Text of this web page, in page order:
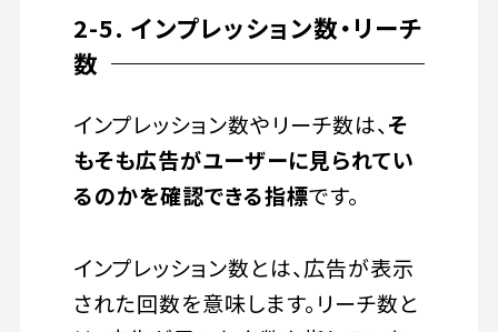
2-5. インプレッション数・リーチ
数
インプレッション数やリーチ数は、そ
もそも広告がユーザーに見られてい
るのかを確認できる指標です。
インプレッション数とは、広告が表示
された回数を意味します。リーチ数と